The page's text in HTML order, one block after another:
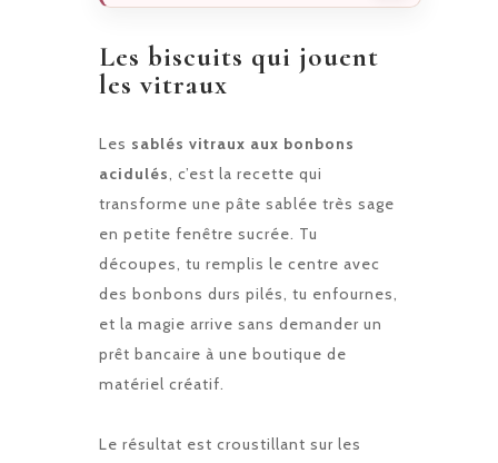
Les biscuits qui jouent
les vitraux
Les sablés vitraux aux bonbons
acidulés, c’est la recette qui
transforme une pâte sablée très sage
en petite fenêtre sucrée. Tu
découpes, tu remplis le centre avec
des bonbons durs pilés, tu enfournes,
et la magie arrive sans demander un
prêt bancaire à une boutique de
matériel créatif.
Le résultat est croustillant sur les